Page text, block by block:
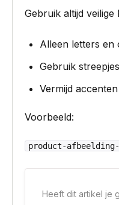
Gebruik altijd veilige
Alleen letters en
Gebruik
Vermijd
Voorbeeld:
product-
Heeft dit artikel je